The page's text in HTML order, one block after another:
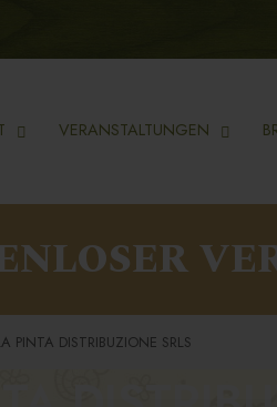
VERANSTALTUNGEN
PINTA DISTRIBUZIONE SRLS